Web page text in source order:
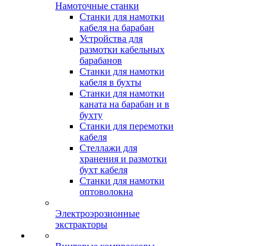
Намоточные станки
Станки для намотки
кабеля на барабан
Устройства для
размотки кабельных
барабанов
Станки для намотки
кабеля в бухты
Станки для намотки
каната на барабан и в
бухту
Станки для перемотки
кабеля
Стеллажи для
хранения и размотки
бухт кабеля
Станки для намотки
оптоволокна
Электроэрозионные
экстракторы